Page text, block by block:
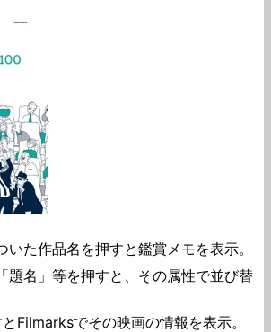
いた作品名を押すと鑑賞メモを表示。
題名」等を押すと、その属性で並び替
とFilmarksでその映画の情報を表示。